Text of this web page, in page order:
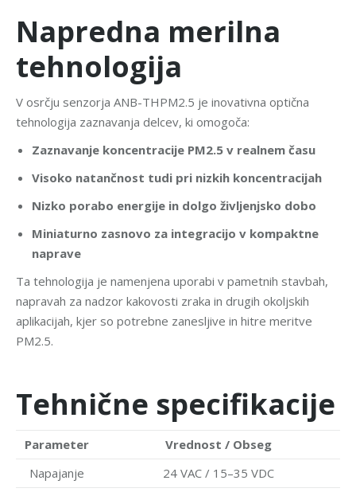
Napredna merilna
tehnologija
V osrčju senzorja ANB-THPM2.5 je inovativna optična
tehnologija zaznavanja delcev, ki omogoča:
Zaznavanje koncentracije PM2.5 v realnem času
Visoko natančnost tudi pri nizkih koncentracijah
Nizko porabo energije in dolgo življenjsko dobo
Miniaturno zasnovo za integracijo v kompaktne
naprave
Ta tehnologija je namenjena uporabi v pametnih stavbah,
napravah za nadzor kakovosti zraka in drugih okoljskih
aplikacijah, kjer so potrebne zanesljive in hitre meritve
PM2.5.
Tehnične specifikacije
Parameter
Vrednost / Obseg
Napajanje
24 VAC / 15–35 VDC